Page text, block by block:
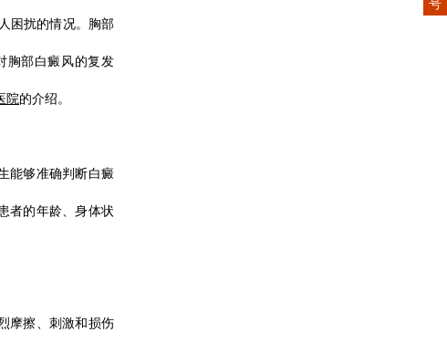
困扰的情况。胸部
胸部白癜风的复发
院的介绍。
能够准确判断白癜
者的年龄、身体状
摩擦、刺激和损伤
号